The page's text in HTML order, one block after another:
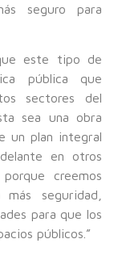
seguro para
este tipo de
pública que
sectores del
sea una obra
un plan integral
en otros
creemos
seguridad,
para que los
públicos.”